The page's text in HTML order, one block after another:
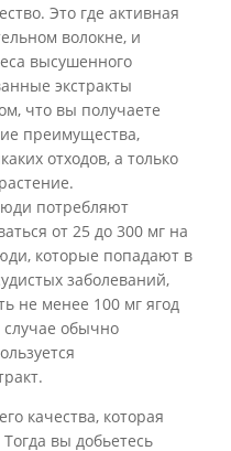
Это где активная
волокне, и
высушенного
экстракты
что вы получаете
преимущества,
отходов, а только
потребляют
от 25 до 300 мг на
которые попадают в
заболеваний,
не менее 100 мг ягод
обычно
качества, которая
вы добьетесь